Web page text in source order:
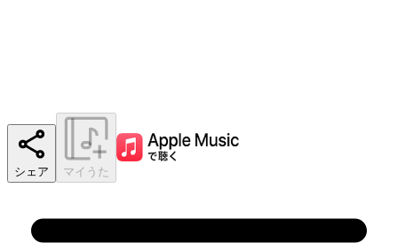
シェア マイうた